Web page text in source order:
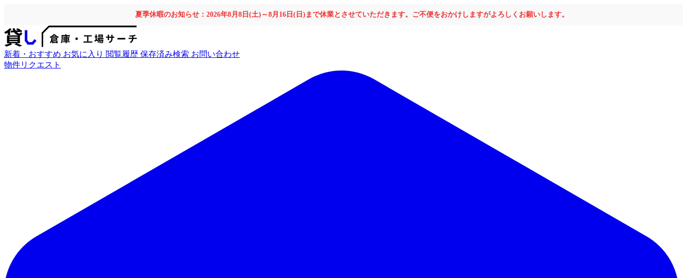
夏季休暇のお知らせ：2026年8月8日(土)～8月16日(日)まで休業とさせていただきます。ご不便をおかけしますがよろしくお願いします。
新着・おすすめ お気に入り 閲覧履歴 保存済み検索 お問い合わせ
物件リクエスト